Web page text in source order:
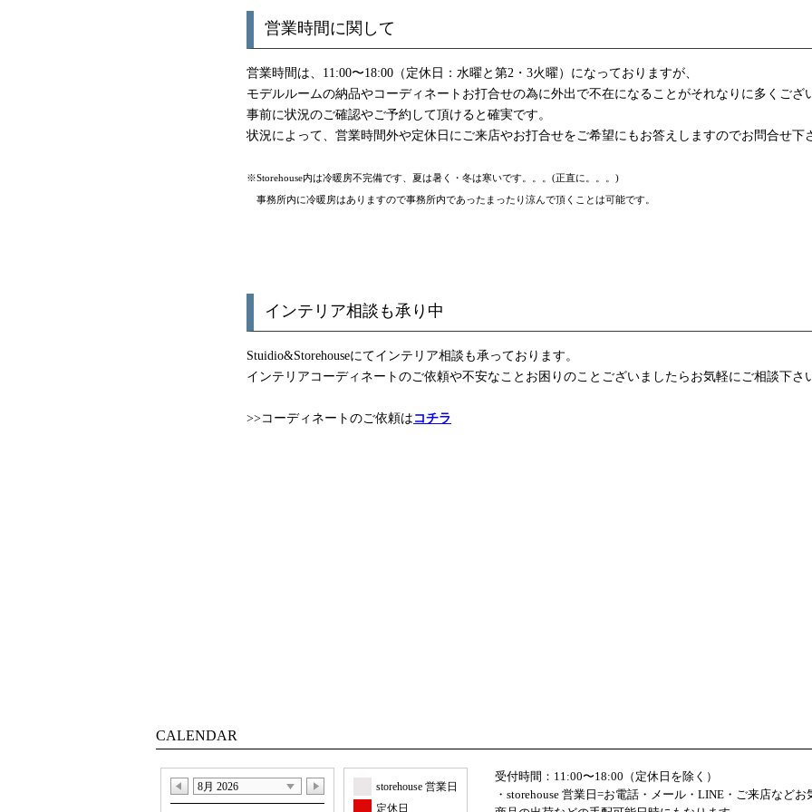
営業時間に関して
営業時間は、11:00〜18:00（定休日：水曜と第2・3火曜）になっておりますが、
モデルルームの納品やコーディネートお打合せの為に外出で不在になることがそれなりに多くござ
事前に状況のご確認やご予約して頂けると確実です。
状況によって、営業時間外や定休日にご来店やお打合せをご希望にもお答えしますのでお問合せ下
※Storehouse内は冷暖房不完備です、夏は暑く・冬は寒いです。。。(正直に。。。)
事務所内に冷暖房はありますので事務所内であったまったり涼んで頂くことは可能です。
インテリア相談も承り中
Stuidio&Storehouseにてインテリア相談も承っております。
インテリアコーディネートのご依頼や不安なことお困りのことございましたらお気軽にご相談下さ
>>コーディネートのご依頼は コチラ
CALENDAR
8月 2026
storehouse 営業日
定休日
受付時間：11:00〜18:00（定休日を除く）
・storehouse 営業日=お電話・メール・LINE・ご来店などお